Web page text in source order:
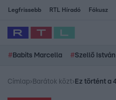
Legfrissebb RTL Híradó Fókusz
# Babits Marcella #Szellő István
Címlap› Barátok közt› Ez történt a